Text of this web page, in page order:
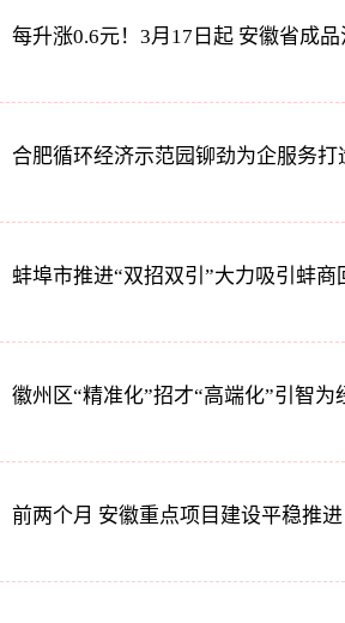
每升涨0.6元！3月17日起 安徽省成
合肥循环经济示范园铆劲为企服务打
蚌埠市推进“双招双引”大力吸引蚌商
徽州区“精准化”招才“高端化”引智为
前两个月 安徽重点项目建设平稳推进